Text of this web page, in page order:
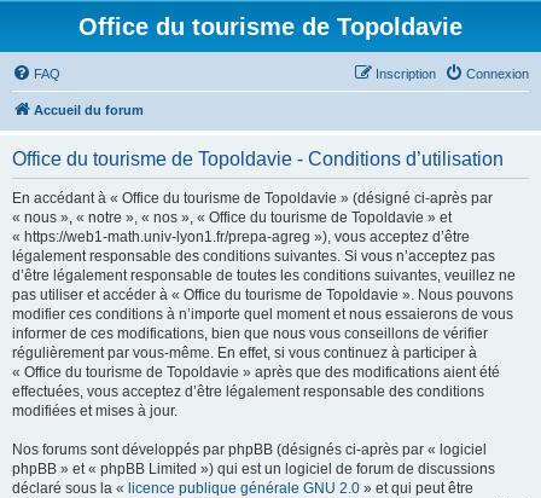
Office du tourisme de Topoldavie
FAQ Connexion
Inscription
Accueil du forum
Office du tourisme de Topoldavie - Conditions d’utilisation
En accédant à « Office du tourisme de Topoldavie » (désigné ci-après par
« nous », « notre », « nos », « Office du tourisme de Topoldavie » et
« https://web1-math.univ-lyon1.fr/prepa-agreg »), vous acceptez d’être
légalement responsable des conditions suivantes. Si vous n’acceptez pas
d’être légalement responsable de toutes les conditions suivantes, veuillez ne
pas utiliser et accéder à « Office du tourisme de Topoldavie ». Nous pouvons
modifier ces conditions à n’importe quel moment et nous essaierons de vous
informer de ces modifications, bien que nous vous conseillons de vérifier
régulièrement par vous-même. En effet, si vous continuez à participer à
« Office du tourisme de Topoldavie » après que des modifications aient été
effectuées, vous acceptez d’être légalement responsable des conditions
modifiées et mises à jour.
Nos forums sont développés par phpBB (désignés ci-après par « logiciel
phpBB » et « phpBB Limited ») qui est un logiciel de forum de discussions
déclaré sous la « licence publique générale GNU 2.0 » et qui peut être